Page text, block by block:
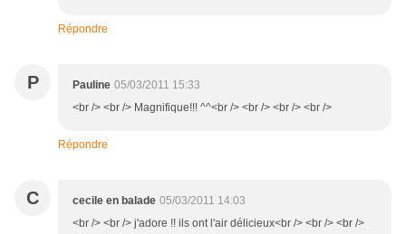
Répondre
P Pauline 05/03/2011 15:33
<br /> <br /> Magnifique!!! ^^<br /> <br /> <br /> <br />
Répondre
C cecile en balade 05/03/2011 14:03
<br /> <br /> j'adore !! ils ont l'air délicieux<br /> <br /> <br />